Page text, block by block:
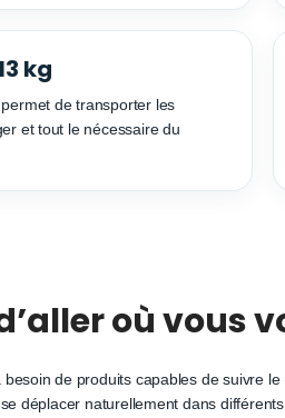
kg
de transporter les
et tout le nécessaire du
où vous
de produits capables de suivre le
déplacer naturellement dans